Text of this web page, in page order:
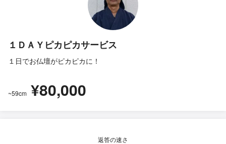
１ＤＡＹピカピカサービス
１日でお仏壇がピカピカに！
~59cm ¥80,000
返答の速さ